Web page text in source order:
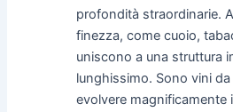
profondità straordinarie.
finezza, come cuoio,
uniscono a una struttura
lunghissimo. Sono vini
evolvere magnificamente